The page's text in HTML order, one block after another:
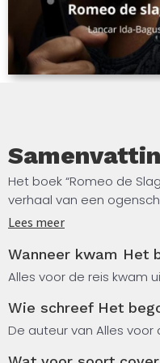
Het boek “Romeo de
verhaal van een
stadje, die een
besluit hij zelf recht te
doen. Met zijn kennis
Pencak Silat, voert hij
uit tegen criminelen die
Lees meer
Wanneer kwam Het
Alles voor de reis kwam
Wie schreef Het
De auteur van Alles voor